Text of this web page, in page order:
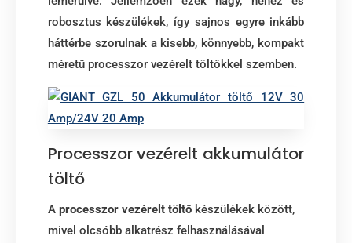
robosztus készülékek, így sajnos egyre inkább
háttérbe szorulnak a kisebb, könnyebb, kompakt
méretű processzor vezérelt töltőkkel szemben.
Processzor vezérelt akkumulátor
töltő
A processzor vezérelt töltőkészülékek között,
mivel olcsóbb alkatrész felhasználásával